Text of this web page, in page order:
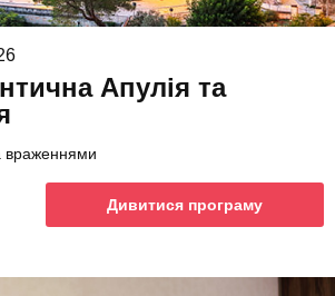
Апулія та
враженнями
Дивитися програму